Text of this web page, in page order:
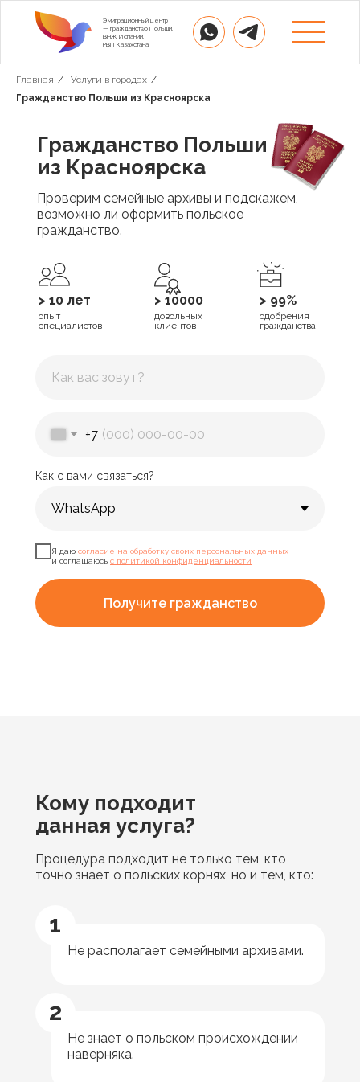
Эмиграционный центр
— гражданство Польши,
ВНЖ Испании,
РВП Казахстана
Главная / Услуги в городах /
Гражданство Польши из Красноярска
Гражданство Польши
из Красноярска
довольных
клиентов
> 10000
одобрения
гражданства
> 99%
опыт
специалистов
> 10 лет
Проверим семейные архивы и подскажем,
возможно ли оформить польское
гражданство.
+7
Как с вами связаться?
Я даю согласие на обработку своих персональных данных
и соглашаюсь с политикой конфиденциальности
Получите гражданство
Кому подходит
данная услуга?
Не располагает семейными архивами.
1
Не знает о польском происхождении
наверняка.
2
Процедура подходит не только тем, кто
точно знает о польских корнях, но и тем, кто: